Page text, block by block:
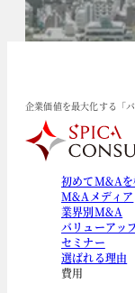
企業価値を最大化する「
初めてM&Aを
M&Aメディア
業界別M&A
バリューアッ
セミナー
選ばれる理由
費用